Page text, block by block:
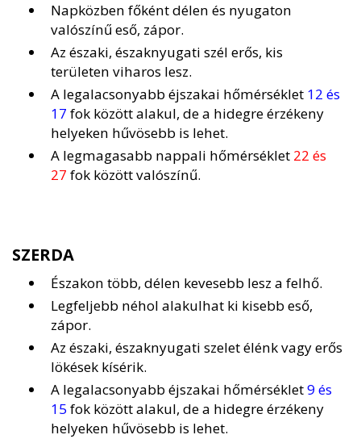
Napközben főként délen és nyugaton
valószínű eső, zápor.
Az északi, északnyugati szél erős, kis
területen viharos lesz.
A legalacsonyabb éjszakai hőmérséklet 12 és
17 fok között alakul, de a hidegre érzékeny
helyeken hűvösebb is lehet.
A legmagasabb nappali hőmérséklet 22 és
27 fok között valószínű.
SZERDA
Északon több, délen kevesebb lesz a felhő.
Legfeljebb néhol alakulhat ki kisebb eső,
zápor.
Az északi, északnyugati szelet élénk vagy erős
lökések kísérik.
A legalacsonyabb éjszakai hőmérséklet9 és
15 fok között alakul, de a hidegre érzékeny
helyeken hűvösebb is lehet.